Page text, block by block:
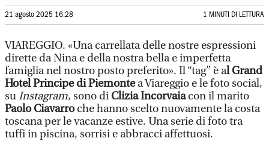
21 agosto 2025 16:28 1 MINUTI DI LETTURA
VIAREGGIO. «Una carrellata delle nostre espressioni
dirette da Nina e della nostra bella e imperfetta
famiglia nel nostro posto preferito». Il “tag” è al Grand
Hotel Principe di Piemontea Viareggio e le foto social,
suInstagram, sono di Clizia Incorvaiacon il marito
Paolo Ciavarroche hanno scelto nuovamente la costa
toscana per le vacanze estive. Una serie di foto tra
tuffi in piscina, sorrisi e abbracci affettuosi.